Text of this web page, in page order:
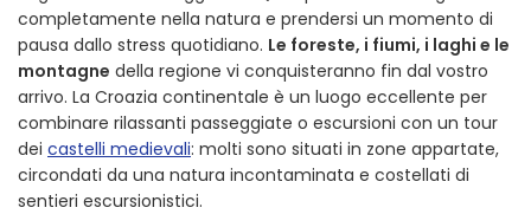
completamente nella natura e prendersi un momento di
pausa dallo stress quotidiano. Le foreste, i fiumi, i laghi e le
montagne della regione vi conquisteranno fin dal vostro
arrivo. La Croazia continentale è un luogo eccellente per
combinare rilassanti passeggiate o escursioni con un tour
dei castelli medievali: molti sono situati in zone appartate,
circondati da una natura incontaminata e costellati di
sentieri escursionistici.